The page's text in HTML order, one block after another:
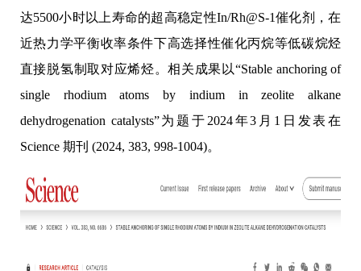
达5500小时以上寿命的超高稳定性In/Rh@S-1催化剂，在
近热力学平衡收率条件下高选择性催化丙烷等低碳烷烃
直接脱氢制取对应烯烃。相关成果以“Stable anchoring of
single rhodium atoms by indium in zeolite alkane
dehydrogenation catalysts”为题于 2024年3 月 1 日发表在
Science 期刊 (2024, 383, 998-1004)。